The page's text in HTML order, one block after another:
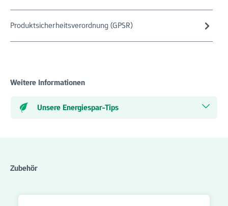
Produktsicherheitsverordnung (GPSR)
Weitere Informationen
Unsere Energiespar-Tips
Produktgalerie überspringen
Zubehör